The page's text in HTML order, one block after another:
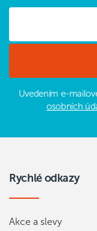
Uvedením e-
osobních
Rychlé odkazy
Akce a slevy